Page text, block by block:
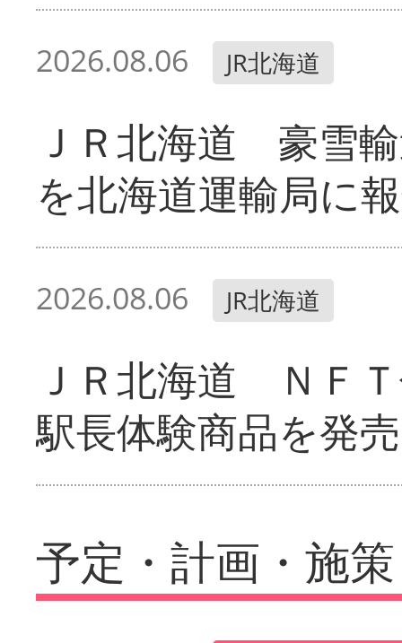
2026.08.06 JR北海道
ＪＲ北海道 豪雪
を北海道運輸局に
2026.08.06 JR北海道
ＪＲ北海道 ＮＦ
駅長体験商品を発売
予定・計画・施策